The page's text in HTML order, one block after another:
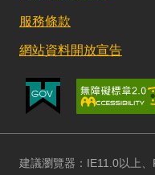
服務條款
網站資料開放宣告
建議瀏覽器：IE11.0以上